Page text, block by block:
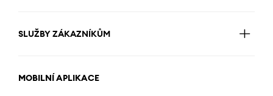
SLUŽBY ZÁKAZNÍKŮM
MOBILNÍ APLIKACE